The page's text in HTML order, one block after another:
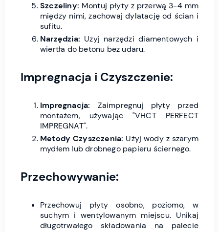
Szczeliny: Montuj płyty z przerwą 3-4 mm
między nimi, zachowaj dylatację od ścian i
sufitu.
Narzędzia: Użyj narzędzi diamentowych i
wiertła do betonu bez udaru.
Impregnacja i Czyszczenie:
Impregnacja: Zaimpregnuj płyty przed
montażem, używając "VHCT PERFECT
IMPREGNAT".
Metody Czyszczenia: Użyj wody z szarym
mydłem lub drobnego papieru ściernego.
Przechowywanie:
Przechowuj płyty osobno, poziomo, w
suchym i wentylowanym miejscu. Unikaj
długotrwałego składowania na palecie